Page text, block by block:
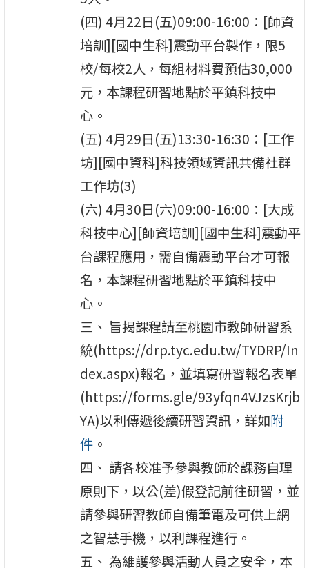
(四) 4月22日(五)09:00-16:00：[師資
培訓][國中生科]震動平台製作，限5
校/每校2人，每組材料費預估30,000
元，本課程研習地點於平鎮科技中
心。
(五) 4月29日(五)13:30-16:30：[工作
坊][國中資科]科技領域資訊共備社群
工作坊(3)
(六) 4月30日(六)09:00-16:00：[大成
科技中心][師資培訓][國中生科]震動平
台課程應用，需自備震動平台才可報
名，本課程研習地點於平鎮科技中
心。
三、 旨揭課程請至桃園市教師研習系
統(https://drp.tyc.edu.tw/TYDRP/In
dex.aspx)報名，並填寫研習報名表單
(https://forms.gle/93yfqn4VJzsKrjb
YA)以利傳遞後續研習資訊，詳如附
件 。
四、 請各校准予參與教師於課務自理
原則下，以公(差)假登記前往研習，並
請參與研習教師自備筆電及可供上網
之智慧手機，以利課程進行。
五、 為維護參與活動人員之安全，本